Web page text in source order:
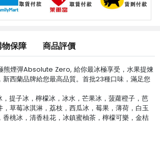
保障 商品評價
煙彈Absolute Zero, 給你最冰極享受，水果提煉
新西蘭品牌給您最高品質。首批23種口味，滿足您
提子冰，檸檬冰，冰水，芒果冰，菠蘿橙子，芭
，草莓冰淇淋，荔枝，西瓜冰，莓果，薄荷，白玉
香桃冰，清香桂花，冰鎮蜜柚茶，檸檬可樂，金桔